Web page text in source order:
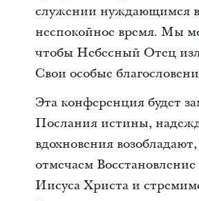
служении нуждающимся
неспокойное время. Мы
чтобы Небесный Отец
Свои особые
Эта конференция будет
Послания истины,
вдохновения
отмечаем
Иисуса Христа и